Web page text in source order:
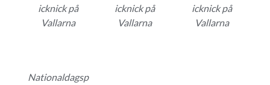
icknick på
Vallarna
icknick på
Vallarna
icknick på
Vallarna
Nationaldagsp